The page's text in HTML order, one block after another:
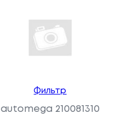
Фильтр
automega 210081310